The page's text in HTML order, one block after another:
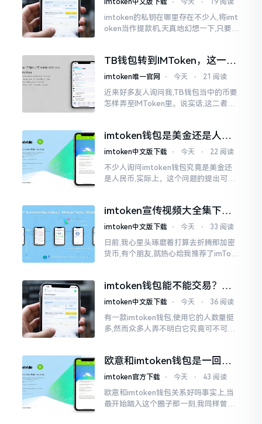
imtoken中文版下载 ⋅ 今天 ⋅ 19 阅读
imtoken的私钥在哪里存在不少人,将imt
oken当作提款机,天真地幻想一下,只要把
TB钱包转到IMToken，这一步
别走错
imtoken唯一官网 ⋅ 今天 ⋅ 21 阅读
近来好多友人询问我,TB钱包当中的币要
怎样弄至IMToken里。说实话,这二者皆
就迷糊了
imtoken钱包是美金还是人民
币？其实它是个“多面手”
imtoken中文版下载 ⋅ 今天 ⋅ 22 阅读
不少人询问imtoken钱包究竟是美金还
是人民币,实际上，这个问题的提出可谓
一个“钱包”而已
imtoken宣传视频大全集下
载，新手看完就懂怎么用
imtoken中文版下载 ⋅ 今天 ⋅ 33 阅读
日前,我心里头琢磨着打算去折腾那加密
货币,有个朋友,就热心给我推荐了imTok
imtoken钱包能不能交易？一
文说清楚
imtoken中文版下载 ⋅ 今天 ⋅ 36 阅读
有一款imtoken钱包,使用它的人数量挺
多,然而众多人弄不明白它究竟可不可以
存钱罐与菜市场那般
欧意和imtoken钱包是一回事
吗？搞清楚了再装钱包
imtoken官方下载 ⋅ 今天 ⋅ 43 阅读
欧意和imtoken钱包关系好吗事实上,当
最开始踏入这个圈子那一刻,我同样曾因